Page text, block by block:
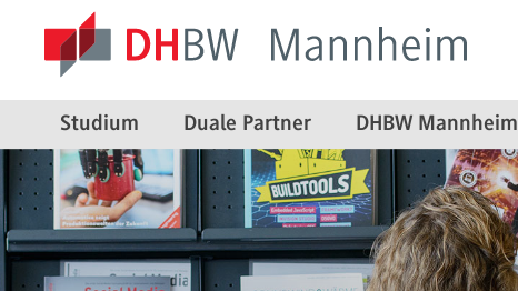
Studium Duale Partner DHBW Mannheim